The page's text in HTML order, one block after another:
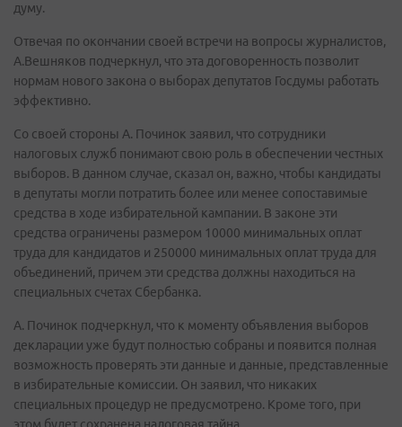
думу.
Отвечая по окончании своей встречи на вопросы журналистов,
А.Вешняков подчеркнул, что эта договоренность позволит
нормам нового закона о выборах депутатов Госдумы работать
эффективно.
Со своей стороны А. Починок заявил, что сотрудники
налоговых служб понимают свою роль в обеспечении честных
выборов. В данном случае, сказал он, важно, чтобы кандидаты
в депутаты могли потратить более или менее сопоставимые
средства в ходе избирательной кампании. В законе эти
средства ограничены размером 10000 минимальных оплат
труда для кандидатов и 250000 минимальных оплат труда для
объединений, причем эти средства должны находиться на
специальных счетах Сбербанка.
А. Починок подчеркнул, что к моменту объявления выборов
декларации уже будут полностью собраны и появится полная
возможность проверять эти данные и данные, представленные
в избирательные комиссии. Он заявил, что никаких
специальных процедур не предусмотрено. Кроме того, при